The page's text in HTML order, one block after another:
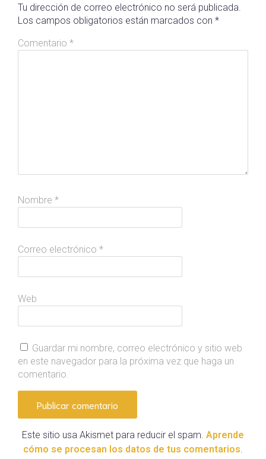
Tu dirección de correo electrónico no será publicada.
Los campos obligatorios están marcados con *
Comentario *
Nombre *
Correo electrónico *
Web
Guardar mi nombre, correo electrónico y sitio web
en este navegador para la próxima vez que haga un
comentario.
Este sitio usa Akismet para reducir el spam. Aprende
cómo se procesan los datos de tus comentarios